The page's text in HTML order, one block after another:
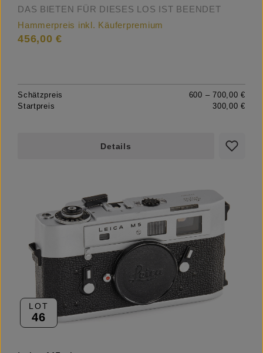
DAS BIETEN FÜR DIESES LOS IST BEENDET
Hammerpreis inkl. Käuferpremium
456,00 €
Schätzpreis
600 – 700,00 €
Startpreis
300,00 €
Details
LOT
46